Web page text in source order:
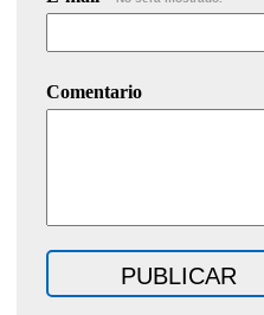
Comentario